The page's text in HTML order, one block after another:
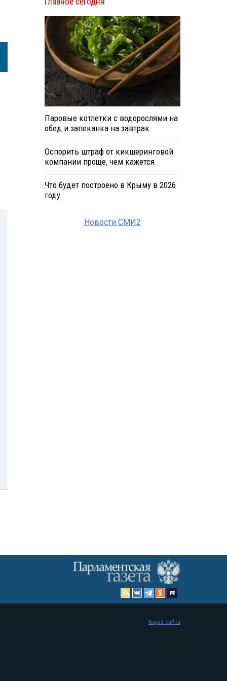
Паровые котлетки с водорослями на
обед и запеканка на завтрак
Оспорить штраф от кикшеринговой
компании проще, чем кажется
Что будет построено в Крыму в 2026
году
Новости СМИ2
Карта сайта